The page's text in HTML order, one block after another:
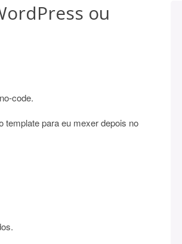
ou
code.
template para eu mexer depois no